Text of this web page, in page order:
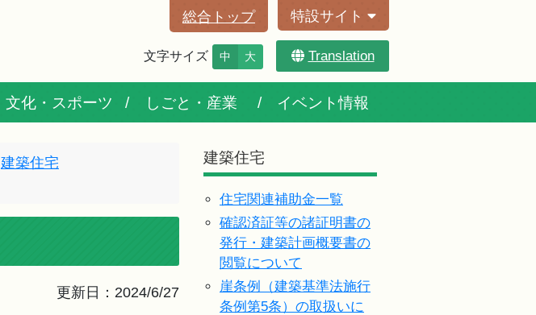
総合トップ 特設サイト
文字サイズ 中 大 Translation
文化・スポーツ しごと・産業 イベント情報
建築住宅
更新日：2024/6/27
建築住宅
住宅関連補助金一覧
確認済証等の諸証明書の
発行・建築計画概要書の
閲覧について
崖条例（建築基準法施行
条例第5条）の取扱いに